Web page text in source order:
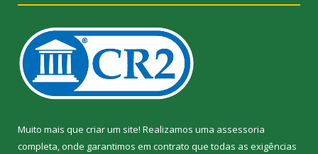
Muito mais que criar um site! Realizamos uma assessoria
completa, onde garantimos em contrato que todas as exigências